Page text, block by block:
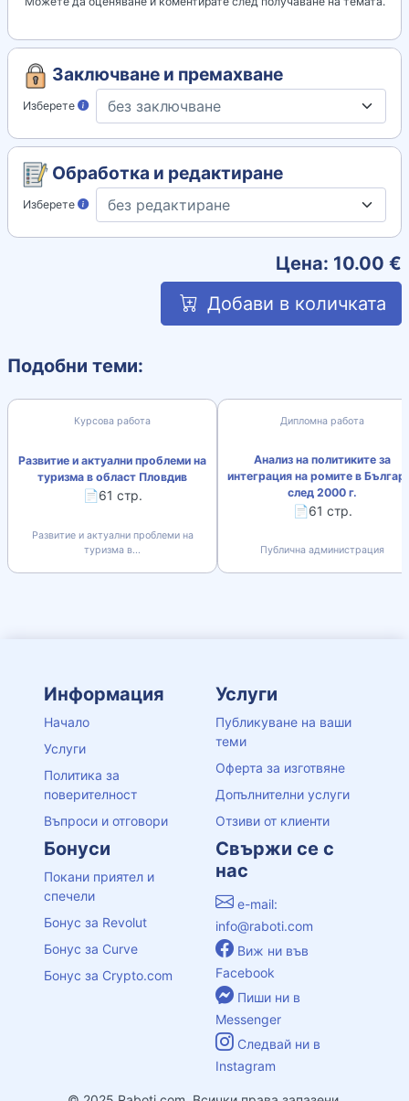
Заключване и премахване
Изберете
Обработка и редактиране
Изберете
Цена: 10.00 €
Добави в количката
Подобни теми:
Курсова работа
Развитие и актуални проблеми на
туризма в област Пловдив
📄61 стр.
Развитие и актуални проблеми на
туризма в...
Дипломна работа
Анализ на политиките за
интеграция на ромите в
след 2000 г.
📄61 стр.
Публична администрация
Информация
Начало
Услуги
Политика за
поверителност
Въпроси и отговори
Услуги
Публикуване на ваши
теми
Оферта за изготвяне
Допълнителни услуги
Отзиви от клиенти
Бонуси
Покани приятел и
спечели
Бонус за Revolut
Бонус за Curve
Бонус за Crypto.com
Свържи се с
нас
e-mail:
info@raboti.com
Виж ни във
Facebook
Пиши ни в
Messenger
Следвай ни в
Instagram